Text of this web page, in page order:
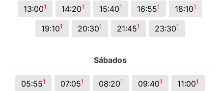
13:001 14:201 15:401 16:551 18:101
19:101 20:301 21:451 23:301
Sábados
05:551 07:051 08:201 09:401 11:001